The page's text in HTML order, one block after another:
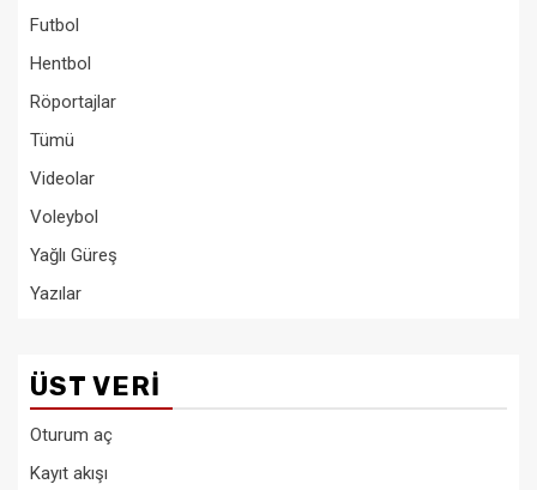
Futbol
Hentbol
Röportajlar
Tümü
Videolar
Voleybol
Yağlı Güreş
Yazılar
ÜST VERI
Oturum aç
Kayıt akışı